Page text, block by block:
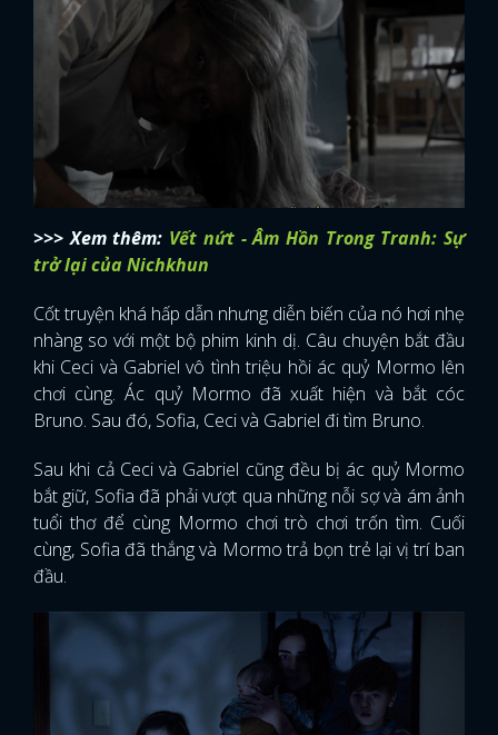
>>> Xem thêm: Vết nứt - Âm Hồn Trong Tranh: Sự
trở lại của Nichkhun
Cốt truyện khá hấp dẫn nhưng diễn biến của nó hơi nhẹ
nhàng so với một bộ phim kinh dị. Câu chuyện bắt đầu
khi Ceci và Gabriel vô tình triệu hồi ác quỷ Mormo lên
chơi cùng. Ác quỷ Mormo đã xuất hiện và bắt cóc
Bruno. Sau đó, Sofia, Ceci và Gabriel đi tìm Bruno.
Sau khi cả Ceci và Gabriel cũng đều bị ác quỷ Mormo
bắt giữ, Sofia đã phải vượt qua những nỗi sợ và ám ảnh
tuổi thơ để cùng Mormo chơi trò chơi trốn tìm. Cuối
cùng, Sofia đã thắng và Mormo trả bọn trẻ lại vị trí ban
đầu.